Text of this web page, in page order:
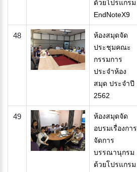
ด้วยโปรแกรม
EndNoteX9
48
ห้องสมุดจัด
ประชุมคณะ
กรรมการ
ประจำห้อง
สมุด ประจำปี
2562
49
ห้องสมุดจัด
อบรมเรื่องการ
จัดการ
บรรณานุกรม
ด้วยโปรแกรม